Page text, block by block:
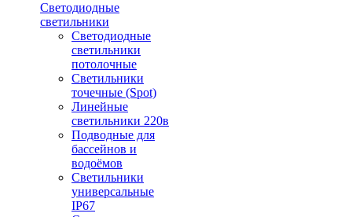
Светодиодные
светильники
Светодиодные
светильники
потолочные
Светильники
точечные (Spot)
Линейные
светильники 220в
Подводные для
бассейнов и
водоёмов
Светильники
универсальные
IP67